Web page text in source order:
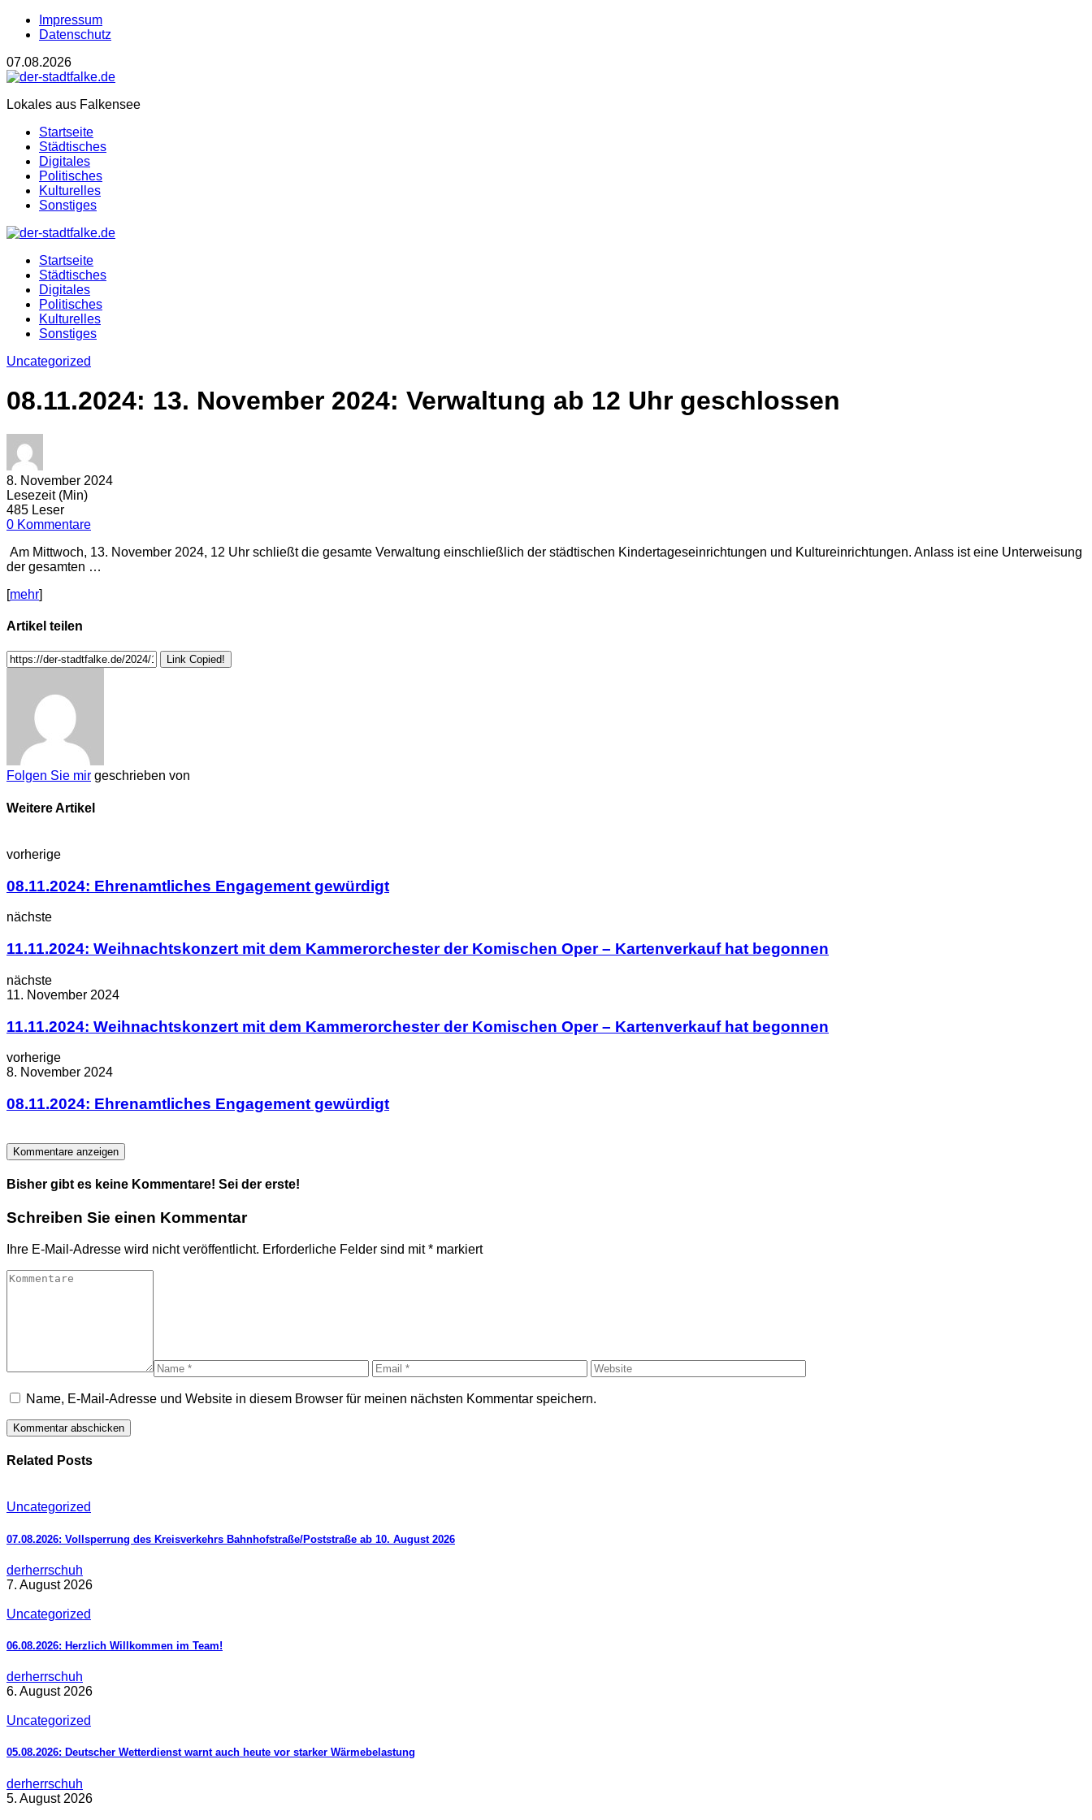
Impressum
Datenschutz
07.08.2026
Lokales aus Falkensee
Startseite
Städtisches
Digitales
Politisches
Kulturelles
Sonstiges
Startseite
Städtisches
Digitales
Politisches
Kulturelles
Sonstiges
Uncategorized
08.11.2024: 13. November 2024: Verwaltung ab 12 Uhr geschlossen
8. November 2024
Lesezeit (Min)
485 Leser
0 Kommentare
Am Mittwoch, 13. November 2024, 12 Uhr schließt die gesamte Verwaltung einschließlich der städtischen Kindertageseinrichtungen und Kultureinrichtungen. Anlass ist eine Unterweisung
der gesamten …
[mehr]
Artikel teilen
Link Copied!
Folgen Sie mir geschrieben von
Weitere Artikel
vorherige
08.11.2024: Ehrenamtliches Engagement gewürdigt
nächste
11.11.2024: Weihnachtskonzert mit dem Kammerorchester der Komischen Oper – Kartenverkauf hat begonnen
nächste
11. November 2024
11.11.2024: Weihnachtskonzert mit dem Kammerorchester der Komischen Oper – Kartenverkauf hat begonnen
vorherige
8. November 2024
08.11.2024: Ehrenamtliches Engagement gewürdigt
Kommentare anzeigen
Bisher gibt es keine Kommentare! Sei der erste!
Schreiben Sie einen Kommentar
Ihre E-Mail-Adresse wird nicht veröffentlicht. Erforderliche Felder sind mit* markiert
Name, E-Mail-Adresse und Website in diesem Browser für meinen nächsten Kommentar speichern.
Related Posts
Uncategorized
07.08.2026: Vollsperrung des Kreisverkehrs Bahnhofstraße/Poststraße ab 10. August 2026
derherrschuh
7. August 2026
Uncategorized
06.08.2026: Herzlich Willkommen im Team!
derherrschuh
6. August 2026
Uncategorized
05.08.2026: Deutscher Wetterdienst warnt auch heute vor starker Wärmebelastung
derherrschuh
5. August 2026